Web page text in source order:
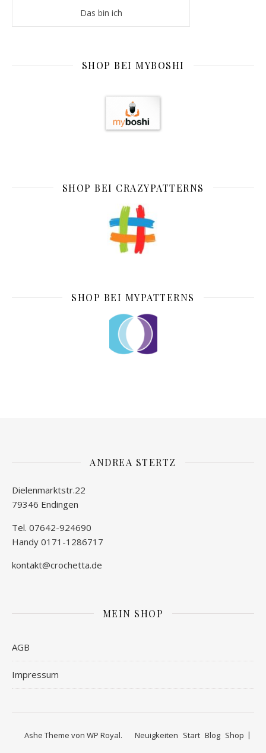
Das bin ich
SHOP BEI MYBOSHI
SHOP BEI CRAZYPATTERNS
SHOP BEI MYPATTERNS
ANDREA STERTZ
Dielenmarktstr.22
79346 Endingen
Tel. 07642-924690
Handy 0171-1286717
kontakt@crochetta.de
MEIN SHOP
AGB
Impressum
Neuigkeiten Start Blog Shop
Ashe Theme von WP Royal.